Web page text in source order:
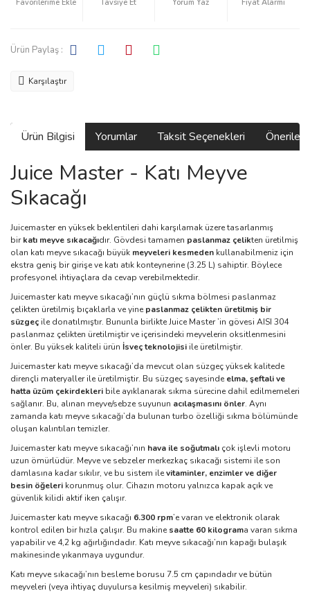
Tavsiye Et Yorum Yaz Fiyat Alarmı
Ürün Paylaş :
Karşılaştır
Ürün Bilgisi Yorumlar Taksit Seçenekleri
Juice Master - Katı Meyve
Sıkacağı
Juicemaster en yüksek beklentileri dahi karşılamak üzere tasarlanmış
bir katı meyve sıkacağıdır. Gövdesi tamamen paslanmaz çelikten üretilmiş
olan katı meyve sıkacağı büyük meyveleri kesmeden kullanabilmeniz için
ekstra geniş bir girişe ve katı atık konteynerine (3.25 L) sahiptir. Böylece
profesyonel ihtiyaçlara da cevap verebilmektedir.
Juicemaster katı meyve sıkacağı’nın güçlü sıkma bölmesi paslanmaz
çelikten üretilmiş bıçaklarla ve yine paslanmaz çelikten üretilmiş bir
süzgeç ile donatılmıştır. Bununla birlikte Juice Master ’in gövesi AISI 304
paslanmaz çelikten üretilmiştir ve içerisindeki meyvelerin oksitlenmesini
önler. Bu yüksek kaliteli ürün İsveç teknolojisi ile üretilmiştir.
Juicemaster katı meyve sıkacağı’da mevcut olan süzgeç yüksek kalitede
dirençli materyaller ile üretilmiştir. Bu süzgeç sayesinde elma, şeftali ve
hatta üzüm çekirdekleri bile ayıklanarak sıkma sürecine dahil edilmemeleri
sağlanır. Bu, alınan meyve/sebze suyunun acılaşmasını önler. Aynı
zamanda katı meyve sıkacağı’da bulunan turbo özelliği sıkma bölümünde
oluşan kalıntıları temizler.
Juicemaster katı meyve sıkacağı’nın hava ile soğutmalı çok işlevli motoru
uzun ömürlüdür. Meyve ve sebzeler merkezkaç sıkacağı sistemi ile son
damlasına kadar sıkılır, ve bu sistem ilevitaminler, enzimler ve diğer
besin öğeleri korunmuş olur. Cihazın motoru yalnızca kapak açık ve
güvenlik kilidi aktif iken çalışır.
Juicemaster katı meyve sıkacağı 6.300 rpm’e varan ve elektronik olarak
kontrol edilen bir hızla çalışır. Bu makine saatte 60 kilograma varan sıkma
yapabilir ve 4,2 kg ağırlığındadır. Katı meyve sıkacağı’nın kapağı bulaşık
makinesinde yıkanmaya uygundur.
Katı meyve sıkacağı’nın besleme borusu 7.5 cm çapındadır ve bütün
meyveleri (veya ihtiyaç duyulursa kesilmiş meyveleri) sıkabilir.